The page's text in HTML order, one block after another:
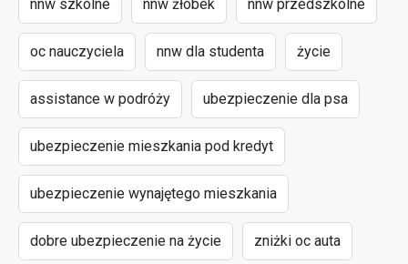
nnw szkolne nnw żłobek nnw przedszkolne
oc nauczyciela nnw dla studenta życie
assistance w podróży ubezpieczenie dla psa
ubezpieczenie mieszkania pod kredyt
ubezpieczenie wynajętego mieszkania
dobre ubezpieczenie na życie zniżki oc auta